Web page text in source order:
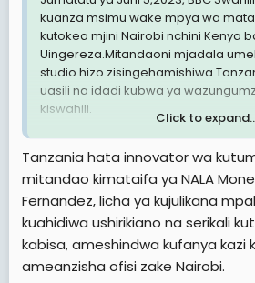
kuanza msimu wake mpya wa
kutokea mjini Nairobi nchini Kenya
Uingereza.Mitandaoni mjadala
studio hizo zisingehamishiwa
uasili na idadi kubwa ya
kiswahili.
kazi zake nchini Marekani kwa
mazingira ya kuwekeza na kufanya
nchini Tanzania ni magumu na
urasimu mkubwa kulinganisha na
Click to
Tanzania hata innovator wa
mitandao kimataifa ya NALA
Fernandez, licha ya kujulikana
kuahidiwa ushirikiano na serikali
kabisa, ameshindwa kufanya kazi
ameanzisha ofisi zake Nairobi.